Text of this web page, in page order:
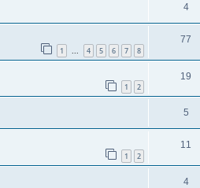
4
1 ... 4 5 6 7 8
77
1 2
19
5
1 2
11
4